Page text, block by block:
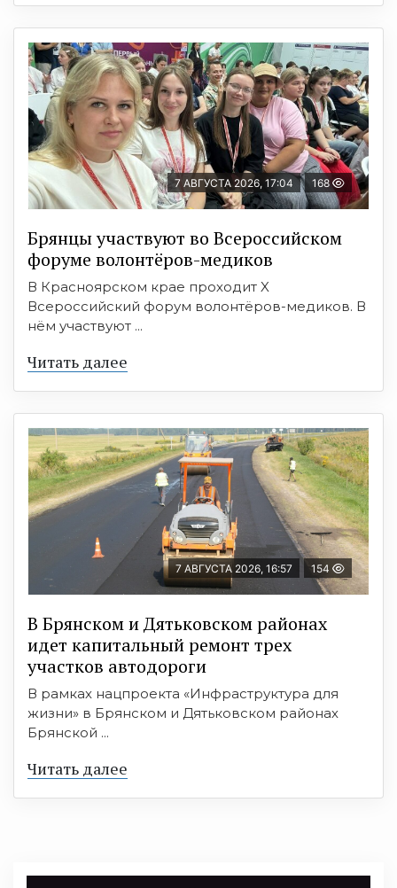
7 АВГУСТА 2026, 17:04 168
Брянцы участвуют во Всероссийском
форуме волонтёров-медиков
В Красноярском крае проходит X
Всероссийский форум волонтёров-медиков. В
нём участвуют ...
Читать далее
7 АВГУСТА 2026, 16:57 154
В Брянском и Дятьковском районах
идет капитальный ремонт трех
участков автодороги
В рамках нацпроекта «Инфраструктура для
жизни» в Брянском и Дятьковском районах
Брянской ...
Читать далее